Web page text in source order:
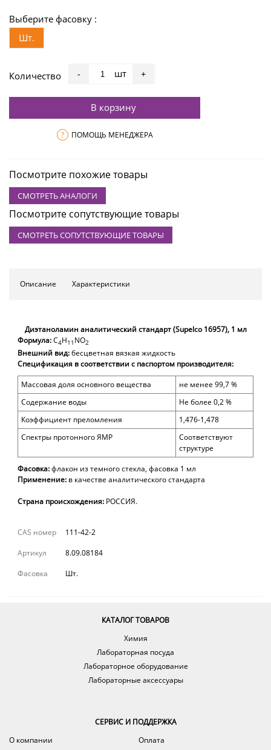
Выберите фасовку :
Шт.
Количество - шт +
В корзину
? ПОМОЩЬ МЕНЕДЖЕРА
Посмотрите похожие товары
СМОТРЕТЬ АНАЛОГИ
Посмотрите сопутствующие товары
СМОТРЕТЬ СОПУТСТВУЮЩИЕ ТОВАРЫ
Описание Характеристики
Диэтаноламин аналитический стандарт (Supelco 16957), 1 мл
Формула:C4H11 NO2
Внешний вид:бесцветная вязкая жидкость
Спецификация в соответствии с паспортом производителя:
Массовая доля основного вещества
не менее 99,7 %
Содержание воды
Не более 0,2 %
Коэффициент преломления
1,476-1,478
Спектры протонного ЯМР
Соответствуют
структуре
Фасовка:флакон из темного стекла, фасовка 1 мл
Применение: в качестве аналитического стандарта
Страна происхождения: РОССИЯ.
CAS номер
111-42-2
Артикул
8.09.08184
Фасовка
Шт.
КАТАЛОГ ТОВАРОВ
Химия
Лабораторная посуда
Лабораторное оборудование
Лабораторные аксессуары
СЕРВИС И ПОДДЕРЖКА
О компании
Оплата